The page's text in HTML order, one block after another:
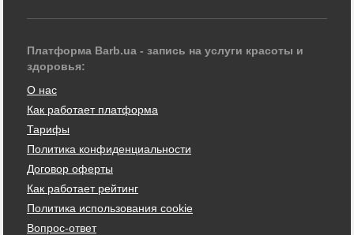
Платформа Barb.ua - запись на услуги красоты и
здоровья:
О нас
Как работает платформа
Тарифы
Политика конфиденциальности
Договор оферты
Как работает рейтинг
Политика использования cookie
Вопрос-ответ